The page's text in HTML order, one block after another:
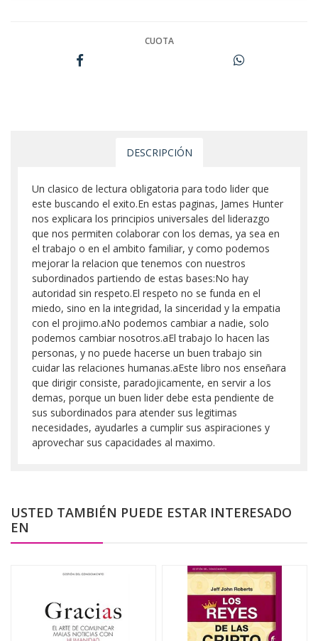
CUOTA
DESCRIPCIÓN
Un clasico de lectura obligatoria para todo lider que
este buscando el exito.En estas paginas, James Hunter
nos explicara los principios universales del liderazgo
que nos permiten colaborar con los demas, ya sea en
el trabajo o en el ambito familiar, y como podemos
mejorar la relacion que tenemos con nuestros
subordinados partiendo de estas bases:No hay
autoridad sin respeto.El respeto no se funda en el
miedo, sino en la integridad, la sinceridad y la empatia
con el projimo.aNo podemos cambiar a nadie, solo
podemos cambiar nosotros.aEl trabajo lo hacen las
personas, y no puede hacerse un buen trabajo sin
cuidar las relaciones humanas.aEste libro nos enseñara
que dirigir consiste, paradojicamente, en servir a los
demas, porque un buen lider debe esta pendiente de
sus subordinados para atender sus legitimas
necesidades, ayudarles a cumplir sus aspiraciones y
aprovechar sus capacidades al maximo.
USTED TAMBIÉN PUEDE ESTAR INTERESADO
EN